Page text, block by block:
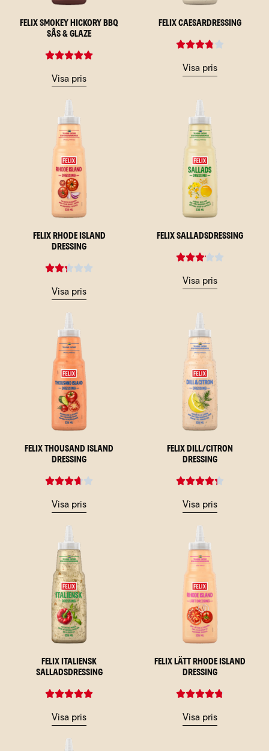
Felix Smokey Hickory BBQ
Sås & Glaze
Visa pris
Felix Caesardressing
Visa pris
Felix Rhode Island
Dressing
Visa pris
Felix Salladsdressing
Visa pris
Felix Thousand Island
Dressing
Visa pris
Felix Dill/Citron
Dressing
Visa pris
Felix Italiensk
Salladsdressing
Visa pris
Felix Lätt Rhode Island
Dressing
Visa pris